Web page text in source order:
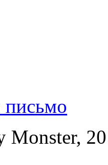
письмо
Monster,